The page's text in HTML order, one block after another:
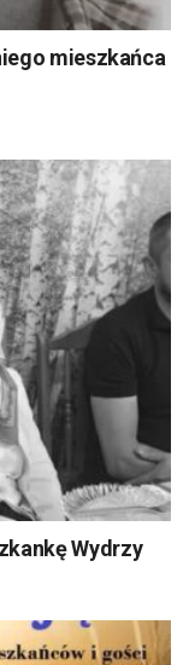
mieszkańca
Wydrzy